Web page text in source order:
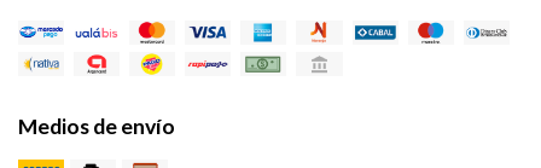
Medios de envío